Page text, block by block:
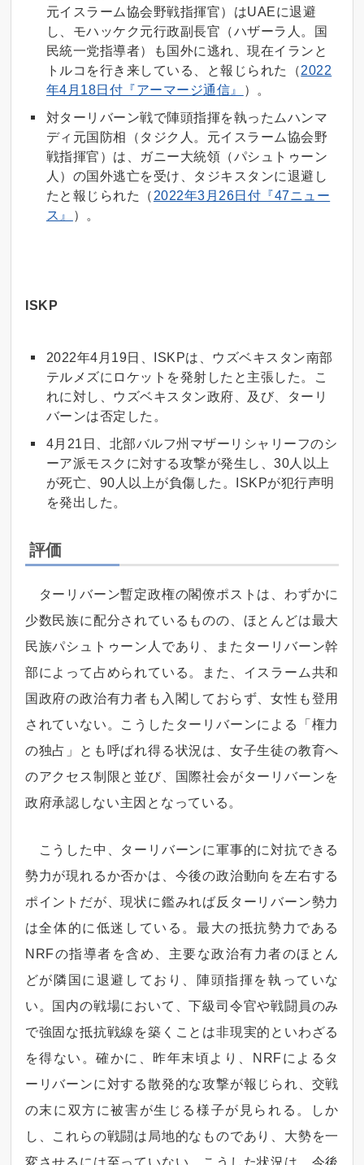
元イスラーム協会野戦指揮官）はUAEに退避
し、モハッケク元行政副長官（ハザーラ人。国
民統一党指導者）も国外に逃れ、現在イランと
トルコを行き来している、と報じられた（2022
年4月18日付『アーマージ通信』
）。
対ターリバーン戦で陣頭指揮を執ったムハンマ
ディ元国防相（タジク人。元イスラーム協会野
戦指揮官）は、ガニー大統領（パシュトゥーン
人）の国外逃亡を受け、タジキスタンに退避し
たと報じられた（ 2022年3月26日付『47ニュー
ス』
）。
ISKP
2022年4月19日、ISKPは、ウズベキスタン南部
テルメズにロケットを発射したと主張した。こ
れに対し、ウズベキスタン政府、及び、ターリ
バーンは否定した。
4月21日、北部バルフ州マザーリシャリーフのシ
ーア派モスクに対する攻撃が発生し、30人以上
が死亡、90人以上が負傷した。ISKPが犯行声明
を発出した。
評価
ターリバーン暫定政権の閣僚ポストは、わずかに
少数民族に配分されているものの、ほとんどは最大
民族パシュトゥーン人であり、またターリバーン幹
部によって占められている。また、イスラーム共和
国政府の政治有力者も入閣しておらず、女性も登用
されていない。こうしたターリバーンによる「権力
の独占」とも呼ばれ得る状況は、女子生徒の教育へ
のアクセス制限と並び、国際社会がターリバーンを
政府承認しない主因となっている。
こうした中、ターリバーンに軍事的に対抗できる
勢力が現れるか否かは、今後の政治動向を左右する
ポイントだが、現状に鑑みれば反ターリバーン勢力
は全体的に低迷している。最大の抵抗勢力である
NRFの指導者を含め、主要な政治有力者のほとん
どが隣国に退避しており、陣頭指揮を執っていな
い。国内の戦場において、下級司令官や戦闘員のみ
で強固な抵抗戦線を築くことは非現実的といわざる
を得ない。確かに、昨年末頃より、NRFによるタ
ーリバーンに対する散発的な攻撃が報じられ、交戦
の末に双方に被害が生じる様子が見られる。しか
し、これらの戦闘は局地的なものであり、大勢を一
変させるには至っていない。こうした状況は、今後